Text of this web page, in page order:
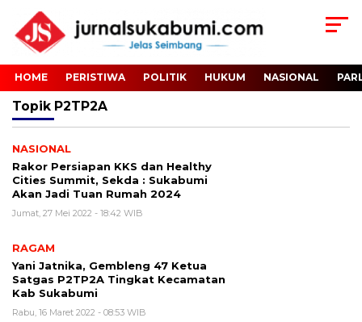
HOME PERISTIWA POLITIK HUKUM NASIONAL
Topik P2TP2A
NASIONAL
Rakor Persiapan KKS dan Healthy
Cities Summit, Sekda : Sukabumi
Akan Jadi Tuan Rumah 2024
Jumat, 27 Mei 2022 - 18:42 WIB
RAGAM
Yani Jatnika, Gembleng 47 Ketua
Satgas P2TP2A Tingkat Kecamatan
Kab Sukabumi
Rabu, 16 Maret 2022 - 08:53 WIB